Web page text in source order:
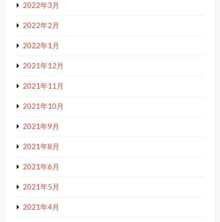
2022年3月
2022年2月
2022年1月
2021年12月
2021年11月
2021年10月
2021年9月
2021年8月
2021年6月
2021年5月
2021年4月